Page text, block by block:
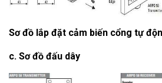
Sơ đồ lắp đặt cảm biến cổng tự
c. Sơ đồ đấu dây